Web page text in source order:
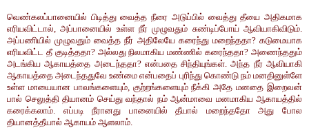
வெண்கலப்பானையில் பிடித்து வைத்த நீரை அடுப்பில் வைத்து தீயை அதிகமாக
எரியவிட்டால் ,அப்பானையில் உள்ள நீர் முழுவதும் சுண்டிப்போய் ஆவியாகிவிடும்.
அப்பணியில் முழுவதும் வைத்த நீர் அதிலேயே கரைந்து மறைந்ததா?கடுமையாக
எரியவிட்ட தீ குடித்ததா?அல்லது நிலமாகிய மண்ணில் கரைந்ததா?அணைந்ததும்
அடங்கிய ஆகாயத்தை அடைந்ததா?என்பதை சிந்தியுங்கள். அந்த நீர் ஆவியாகி
ஆகாயத்தை அடைந்ததுவே உண்மை என்பதைப் புரிந்து கொண்டு நம் மனதினுள்ளே
உள்ள மாயையான பாவங்களையும், குற்றங்களையும் நீக்கி அதே மனதை இறைவன்
பால் செலுத்தி தியானம் செய்து வந்தால் நம் ஆன்மாவை மனமாகிய ஆகாயத்தில்
கரைக்கலாம். எப்படி நீரானது பானையில் தீயால் மறைந்ததோ அது போல
தியானத்தீயால் ஆகாயம் ஆளலாம்.